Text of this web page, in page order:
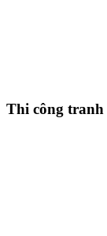
Thi công